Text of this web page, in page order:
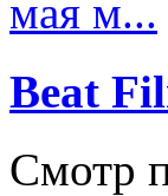
Beat
Смотр